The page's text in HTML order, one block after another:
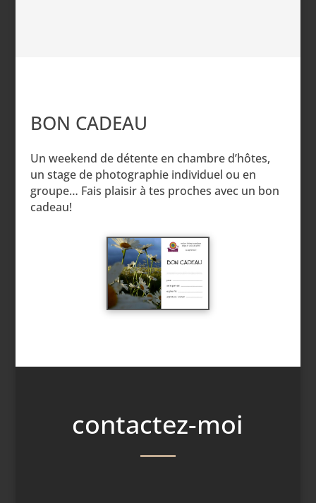
BON CADEAU
Un weekend de détente en chambre d’hôtes,
un stage de photographie individuel ou en
groupe… Fais plaisir à tes proches avec un bon
cadeau!
contactez-moi